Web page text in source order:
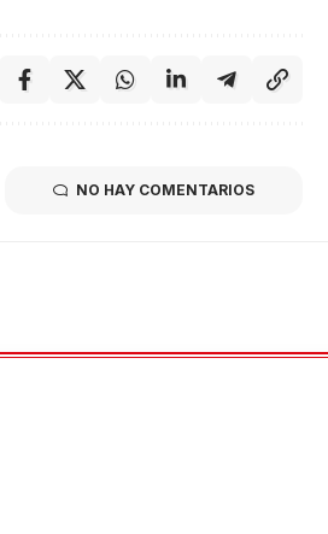
NO HAY COMENTARIOS